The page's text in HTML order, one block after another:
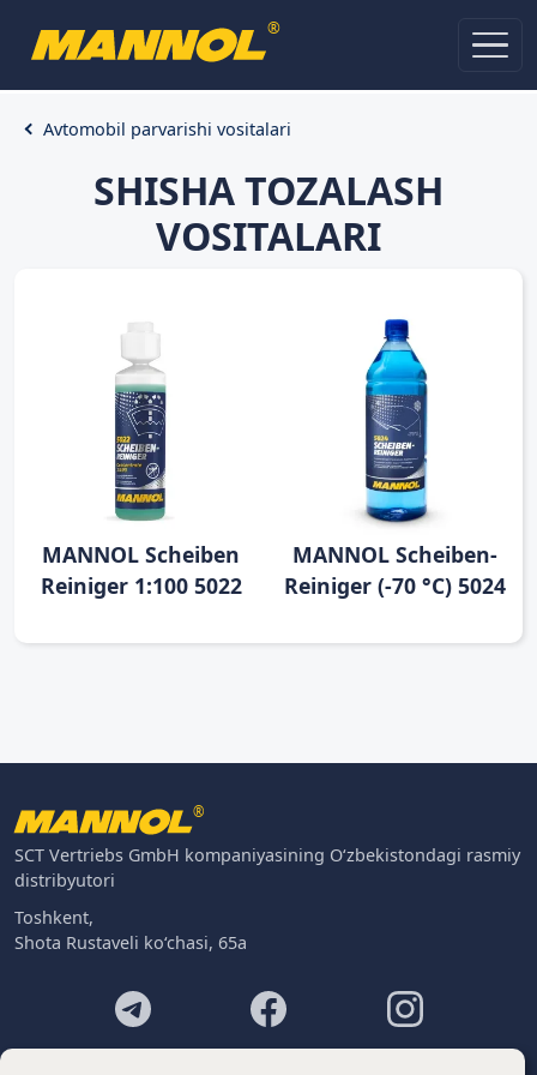
®
Avtomobil parvarishi vositalari
SHISHA TOZALASH
VOSITALARI
MANNOL Scheiben
Reiniger 1:100 5022
MANNOL Scheiben-
Reiniger (-70 °C) 5024
®
SCT Vertriebs GmbH kompaniyasining O‘zbekistondagi rasmiy
distribyutori
Toshkent,
Shota Rustaveli ko‘chasi, 65a
Footer